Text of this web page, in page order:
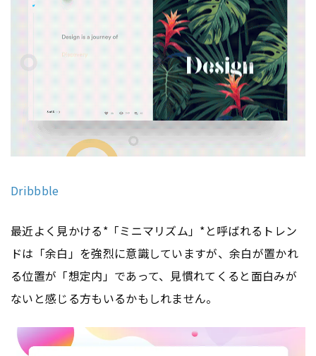
Dribbble
最近よく見かける*「ミニマリズム」*と呼ばれるトレン
ドは「余白」を強烈に意識していますが、余白が置かれ
る位置が「想定内」であって、見慣れてくると面白みが
ないと感じる方もいるかもしれません。